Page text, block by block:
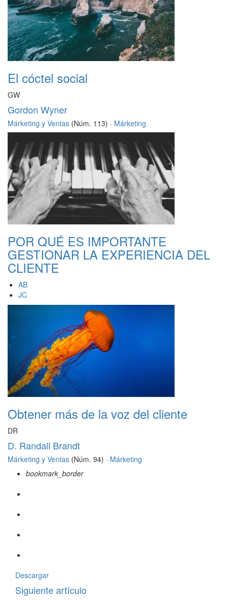
El cóctel social
GW
Gordon Wyner
Márketing y Ventas (Núm. 113) · Márketing
POR QUÉ ES IMPORTANTE
GESTIONAR LA EXPERIENCIA DEL
CLIENTE
AB
JC
Obtener más de la voz del cliente
DR
D. Randall Brandt
Márketing y Ventas (Núm. 94) · Márketing
bookmark_border
Descargar
Siguiente artículo